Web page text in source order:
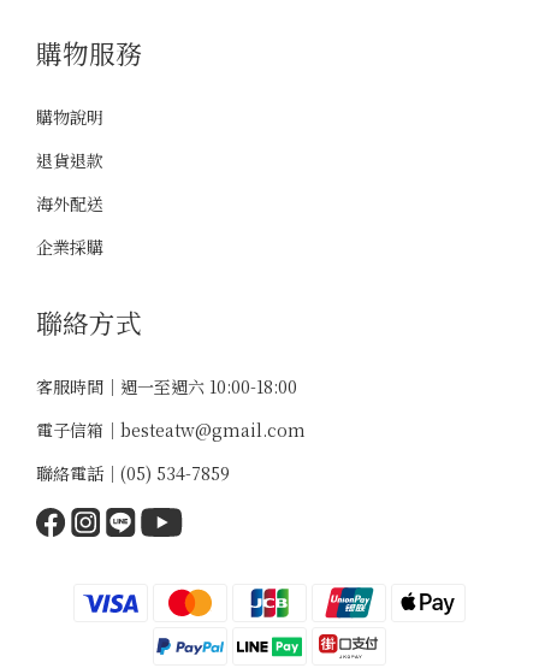
購物服務
購物說明
退貨退款
海外配送
企業採購
聯絡方式
客服時間｜週一至週六 10:00-18:00
電子信箱｜ besteatw@gmail.com
聯絡電話｜ (05) 534-7859